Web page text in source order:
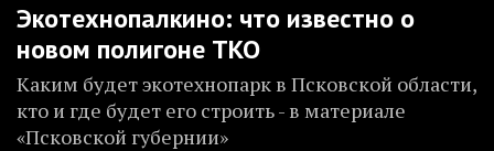
Экотехнопалкино: что известно о
новом полигоне ТКО
Каким будет экотехнопарк в Псковской области,
кто и где будет его строить - в материале
«Псковской губернии»